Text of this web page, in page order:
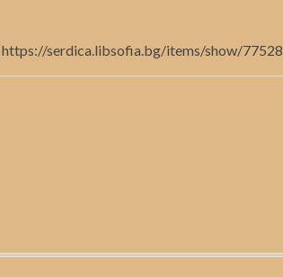
https://serdica.libsofia.bg/items/show/77528